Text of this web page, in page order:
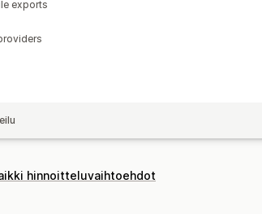
exports
hinnoitteluvaihtoehdot